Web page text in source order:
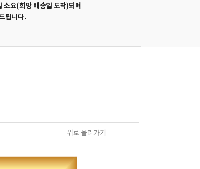
소요(희망 배송일 도착)되며
립니다.
위로 올라가기